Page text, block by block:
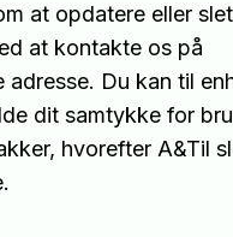
at opdatere eller
at kontakte os på
adresse. Du kan til
dit samtykke for
hvorefter A&Til